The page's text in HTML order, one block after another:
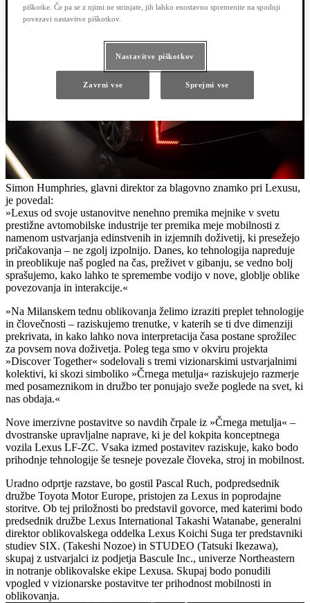
Simon Humphries, glavni direktor za blagovno znamko pri Lexusu,
je povedal:
»Lexus od svoje ustanovitve nenehno premika mejnike v svetu
prestižne avtomobilske industrije ter premika meje mobilnosti z
namenom ustvarjanja edinstvenih in izjemnih doživetij, ki presežejo
pričakovanja – ne zgolj izpolnijo. Danes, ko tehnologija napreduje
in preoblikuje naš pogled na čas, preživet v gibanju, se vedno bolj
sprašujemo, kako lahko te spremembe vodijo v nove, globlje oblike
povezovanja in interakcije.«
»Na Milanskem tednu oblikovanja želimo izraziti preplet tehnologije
in človečnosti – raziskujemo trenutke, v katerih se ti dve dimenziji
prekrivata, in kako lahko nova interpretacija časa postane sprožilec
za povsem nova doživetja. Poleg tega smo v okviru projekta
»Discover Together« sodelovali s tremi vizionarskimi ustvarjalnimi
kolektivi, ki skozi simboliko »Črnega metulja« raziskujejo razmerje
med posameznikom in družbo ter ponujajo sveže poglede na svet, ki
nas obdaja.«
Nove imerzivne postavitve so navdih črpale iz »Črnega metulja« –
dvostranske upravljalne naprave, ki je del kokpita konceptnega
vozila Lexus LF-ZC. Vsaka izmed postavitev raziskuje, kako bodo
prihodnje tehnologije še tesneje povezale človeka, stroj in mobilnost.
Uradno odprtje razstave, bo gostil Pascal Ruch, podpredsednik
družbe Toyota Motor Europe, pristojen za Lexus in poprodajne
storitve. Ob tej priložnosti bo predstavil govorce, med katerimi bodo
predsednik družbe Lexus International Takashi Watanabe, generalni
direktor oblikovalskega oddelka Lexus Koichi Suga ter predstavniki
studiev SIX. (Takeshi Nozoe) in STUDEO (Tatsuki Ikezawa),
skupaj z ustvarjalci iz podjetja Bascule Inc., univerze Northeastern
in notranje oblikovalske ekipe Lexusa. Skupaj bodo ponudili
vpogled v vizionarske postavitve ter prihodnost mobilnosti in
oblikovanja.
piškotke. Če pa se z njimi ne strinjate, jih lahko enostavno spremenite na spodnji
povezavi nastavitve piškotkov.
Nastavitve piškotkov
Zavrni vse Sprejmi vse